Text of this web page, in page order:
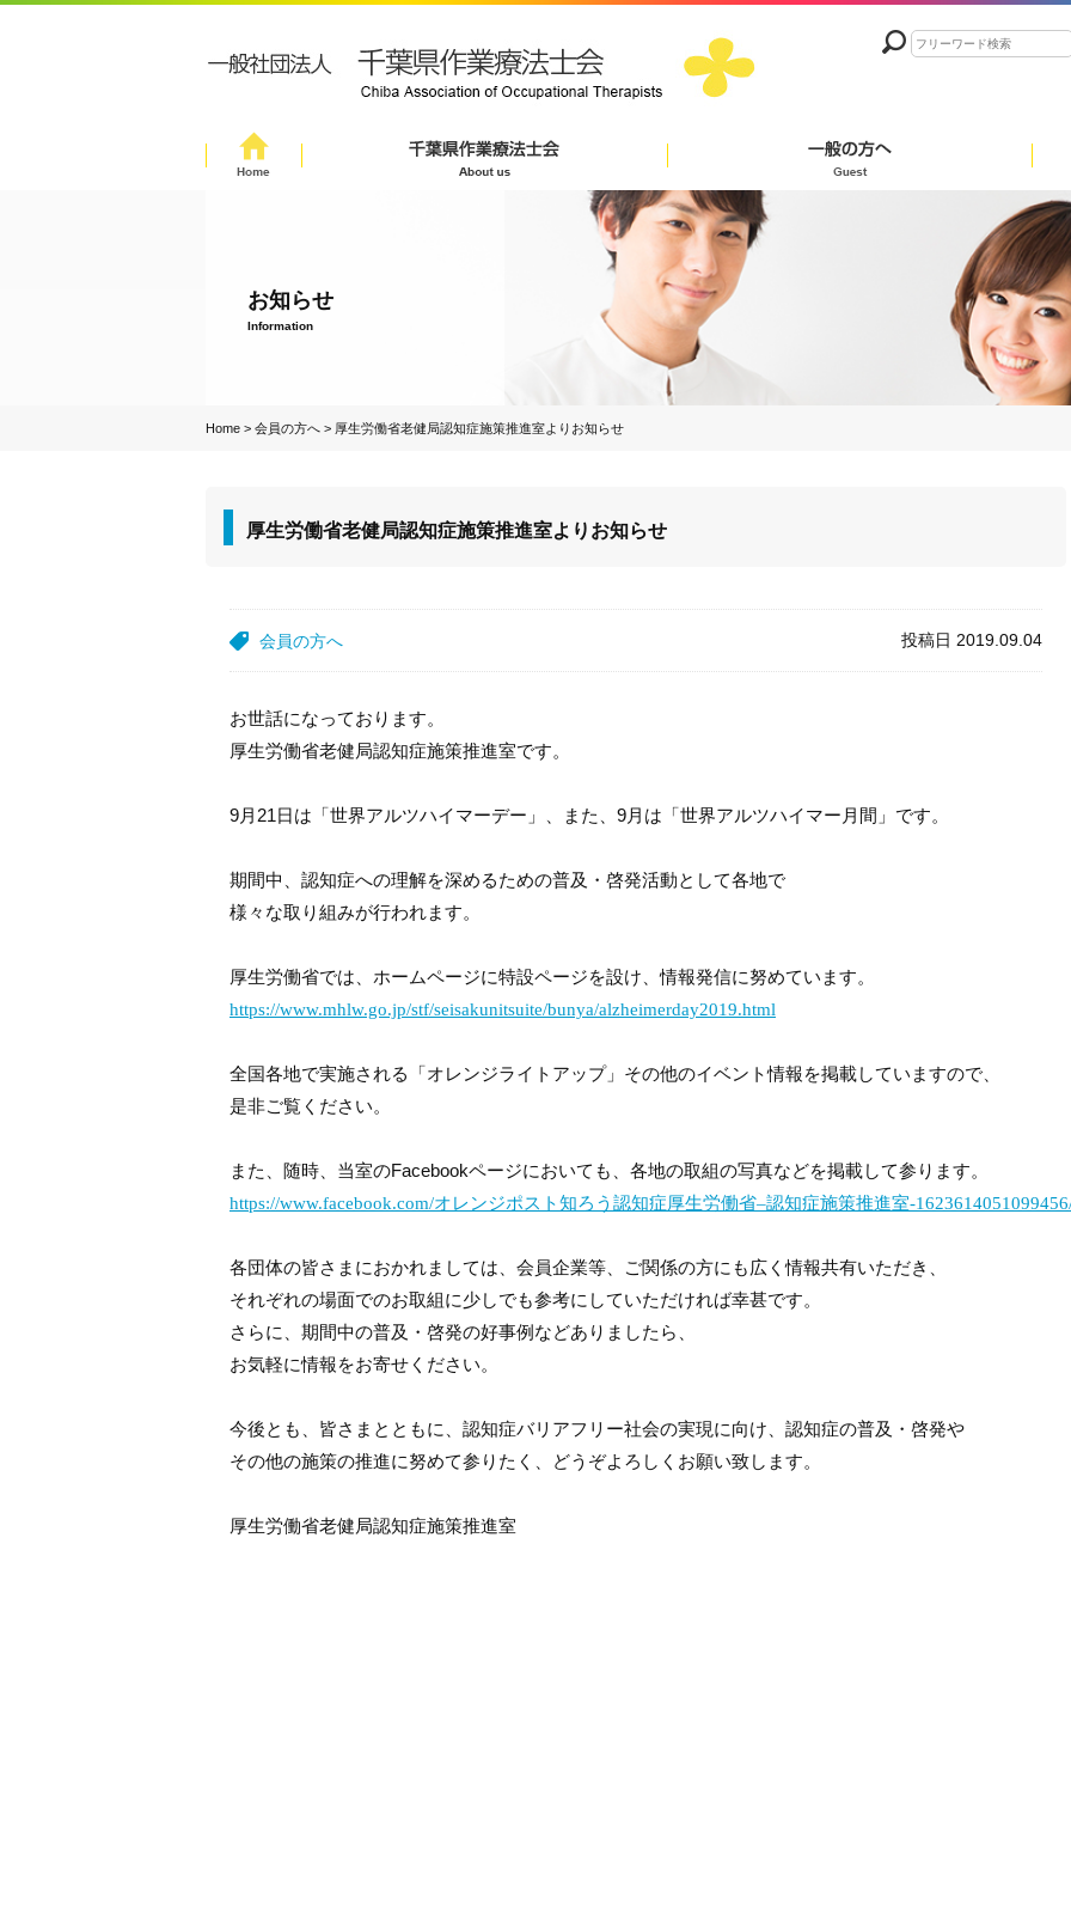
お知らせ
Information
Home > 会員の方へ > 厚生労働省老健局認知症施策推進室よりお知らせ
厚生労働省老健局認知症施策推進室よりお知らせ
会員の方へ 投稿日 2019.09.04
お世話になっております。
厚生労働省老健局認知症施策推進室です。
9月 21日は「世界アルツハイマーデー」、また、 9月は「世界アルツハイマー月間」です。
期間中、認知症への理解を深めるための普及・啓発活動として各地で
様々な取り組みが行われます。
厚生労働省では、ホームページに特設ページを設け、情報発信に努めています。
https://www.mhlw.go.jp/stf/seisakunitsuite/bunya/alzheimerday2019.html
全国各地で実施される「オレンジライトアップ」その他のイベント情報を掲載していますので、
是非ご覧ください。
また、随時、当室のFacebookページにおいても、各地の取組の写真などを掲載して参ります。
https://www.facebook.com/オレンジポスト知ろう認知症厚生労働省–認知症施策推進室-
各団体の皆さまにおかれましては、会員企業等、ご関係の方にも広く情報共有いただき、
それぞれの場面でのお取組に少しでも参考にしていただければ幸甚です。
さらに、期間中の普及・啓発の好事例などありましたら、
お気軽に情報をお寄せください。
今後とも、皆さまとともに、認知症バリアフリー社会の実現に向け、認知症の普及・啓発や
その他の施策の推進に努めて参りたく、どうぞよろしくお願い致します。
厚生労働省老健局認知症施策推進室